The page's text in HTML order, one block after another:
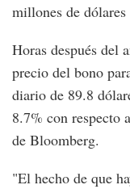
millones de
Horas después del
precio del bono
diario de 89.8
8.7% con respecto
de Bloomberg.
"El hecho de que